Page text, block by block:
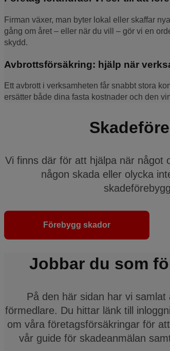
Firman växer, man byter lokal eller skaffar
gång om året – eller när du vill – gör vi en
skydd.
Avbrottsförsäkring: hjälp när
Ett avbrott i verksamheten får snabbt stora
ersätter både dina fasta kostnader och den
Vi finns där för att hjälpa när något
någon skada eller olycka
Förebygg skador
Jobbar du som
På den här sidan har vi
förmedlare. Du hittar länk till
om våra företagsförsäkringar för
vår guide för skadeanmälan